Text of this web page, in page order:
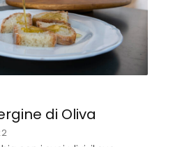
di Oliva